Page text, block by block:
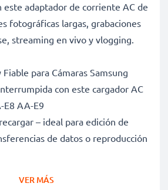
adaptador de corriente AC de
fotográficas largas, grabaciones
streaming en vivo y vlogging.
para Cámaras Samsung
con este cargador AC
E8 AA-E9
– ideal para edición de
de datos o reproducción
VER MÁS